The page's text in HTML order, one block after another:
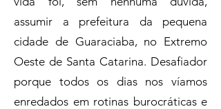
assumir a prefeitura da pequena
cidade de Guaraciaba, no Extremo
Oeste de Santa Catarina. Desafiador
porque todos os dias nos víamos
enredados em rotinas burocráticas e